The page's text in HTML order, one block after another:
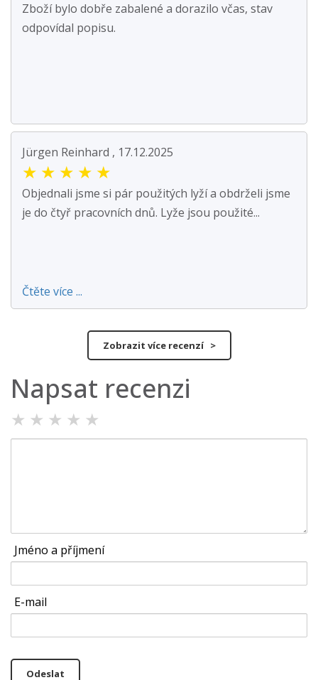
Zboží bylo dobře zabalené a dorazilo včas, stav
odpovídal popisu.
Jürgen Reinhard , 17.12.2025
★ ★ ★ ★ ★
Objednali jsme si pár použitých lyží a obdrželi jsme
je do čtyř pracovních dnů. Lyže jsou použité...
Čtěte více ...
Zobrazit více recenzí >
Napsat recenzi
★ ★ ★ ★ ★
Jméno a příjmení
E-mail
Odeslat